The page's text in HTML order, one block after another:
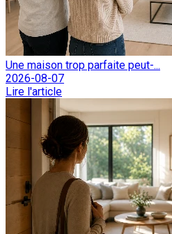
Une maison trop parfaite peut-...
2026-08-07
Lire l'article